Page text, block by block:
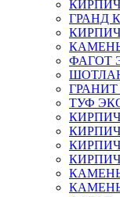
ГРАНД
ФАГОТ
ТУФ
КИРПИЧ